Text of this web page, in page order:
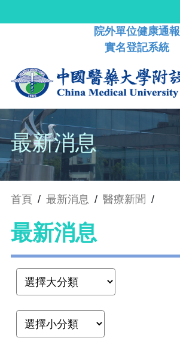
院外單位健康通報
實名登記系統
最新消息
首頁 / 最新消息 / 醫療新聞 /
最新消息